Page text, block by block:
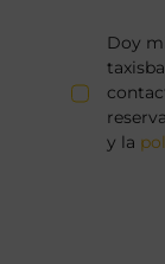
Doy
y la